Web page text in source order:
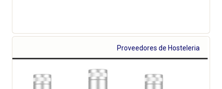
Proveedores de Hosteleria